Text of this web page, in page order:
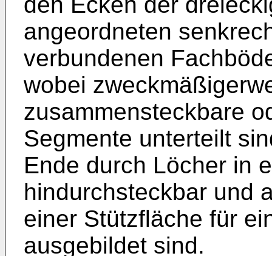
angeordneten
verbundenen
wobei
zusammensteckbare
Segmente unterteilt
Ende durch Löcher in
hindurchsteckbar und
einer Stützfläche für
ausgebildet sind.